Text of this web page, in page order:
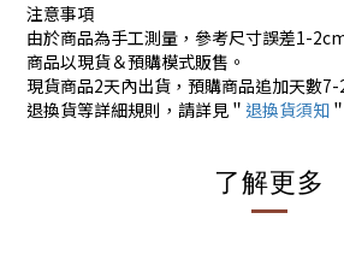
注意事項
由於商品為手工測量，參考尺寸誤差1-
商品以現貨＆預購模式販售。
現貨商品2天內出貨，預購商品追加天數7-
退換貨等詳細規則，請詳見＂ 退換貨須知 ＂
了解更多